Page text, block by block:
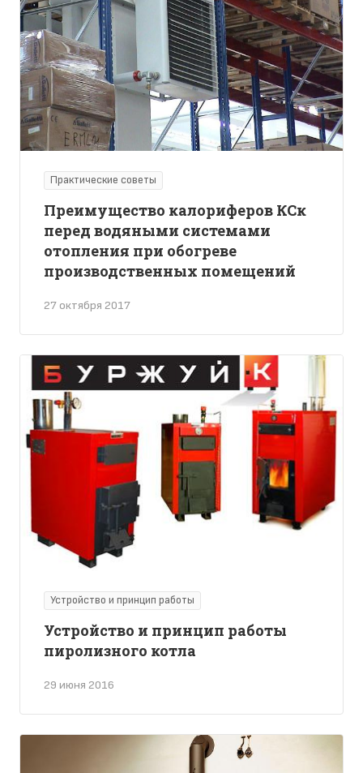
Практические советы
27 октября 2017
Преимущество калориферов КСк
перед водяными системами
отопления при обогреве
производственных помещений
Устройство и принцип работы
29 июня 2016
Устройство и принцип работы
пиролизного котла